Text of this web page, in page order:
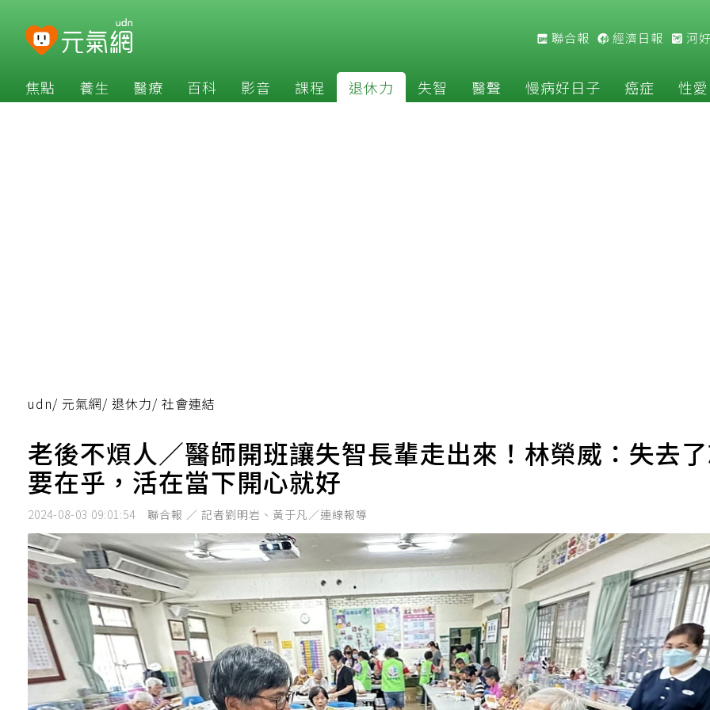
聯合報 經濟日報 河
焦點 養生 醫療 百科 影音 課程 退休力 失智 醫聲 慢病好日子 癌症 性愛
udn/ 元氣網/ 退休力/ 社會連結
老後不煩人／醫師開班讓失智長輩走出來！林榮威：失去
要在乎，活在當下開心就好
2024-08-03 09:01:54 聯合報 ／ 記者劉明岩、黃于凡／連線報導